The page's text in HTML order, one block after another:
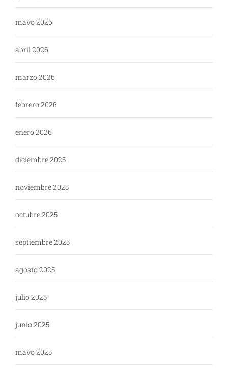
mayo 2026
abril 2026
marzo 2026
febrero 2026
enero 2026
diciembre 2025
noviembre 2025
octubre 2025
septiembre 2025
agosto 2025
julio 2025
junio 2025
mayo 2025